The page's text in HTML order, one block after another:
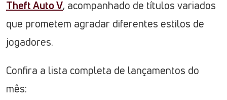
Theft Auto V, acompanhado de títulos variados
que prometem agradar diferentes estilos de
jogadores.
Confira a lista completa de lançamentos do
mês: